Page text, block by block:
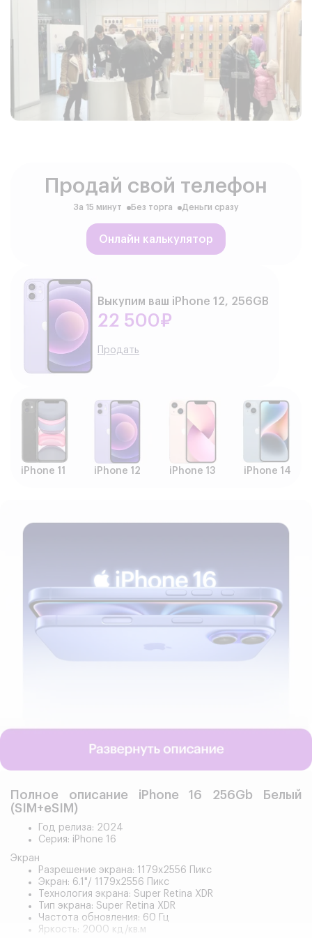
Продай свой телефон
За 15 минут Без торга Деньги сразу
Онлайн калькулятор
Выкупим ваш iPhone 12, 256GB
22 500₽
Продать
iPhone 11 iPhone 12 iPhone 13 iPhone 14
Полное описание iPhone 16 256Gb Белый
(SIM+eSIM)
Год релиза: 2024
Серия: iPhone 16
Экран
Разрешение экрана: 1179x2556 Пикс
Экран: 6.1"/ 1179x2556 Пикс
Технология экрана: Super Retina XDR
Тип экрана: Super Retina XDR
Частота обновления: 60 Гц
Яркость: 2000 кд/кв.м